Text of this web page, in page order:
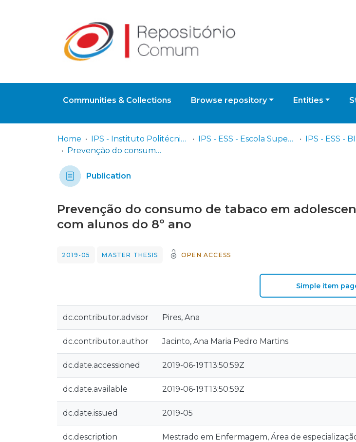
Communities & Collections Browse repository Entities
Home IPS - Instituto Politécnico de Setúbal IPS - ESS - Escola Superior de Saúde IPS - ESS -
Prevenção do consumo de tabaco em adolescentes do 3º ciclo: projeto de intervenção com alunos do 8º ano
Publication
Prevenção do consumo de tabaco em
com alunos do 8º ano
2019-05 MASTER THESIS OPEN ACCESS
Simple item
dc.contributor.advisor Pires, Ana
dc.contributor.author Jacinto, Ana Maria Pedro Martins
dc.date.accessioned 2019-06-19T13:50:59Z
dc.date.available 2019-06-19T13:50:59Z
dc.date.issued 2019-05
dc.description Mestrado em Enfermagem, Área de